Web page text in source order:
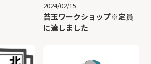
2024/02/15
苔玉ワークショップ※定員
に達しました